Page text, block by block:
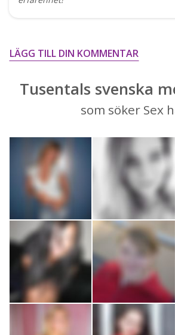
LÄGG TILL DIN KOMMENTAR
Tusentals svenska
som söker Sex